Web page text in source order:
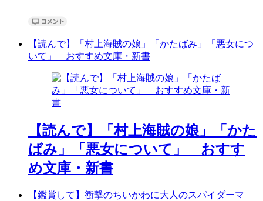
【読んで】「村上海賊の娘」「かたばみ」「悪女につ
いて」 おすすめ文庫・新書
【読んで】「村上海賊の娘」「かた
ばみ」「悪女について」 おすす
め文庫・新書
【鑑賞して】衝撃のちいかわに大人のスパイダーマ